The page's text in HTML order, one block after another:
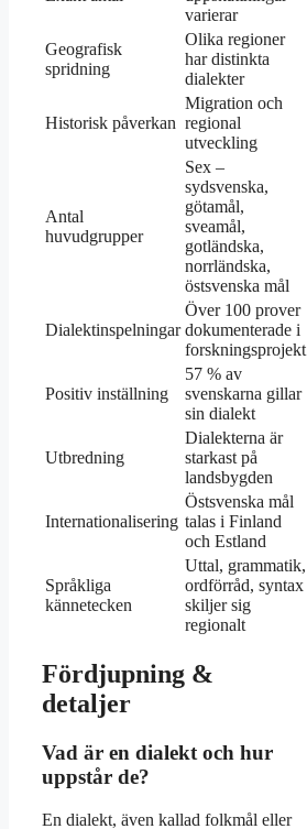
varierar
Geografisk
spridning
Olika regioner
har distinkta
dialekter
Historisk påverkan
Migration och
regional
utveckling
Antal
huvudgrupper
Sex –
sydsvenska,
götamål,
sveamål,
gotländska,
norrländska,
östsvenska mål
Dialektinspelningar
Över 100 prover
dokumenterade i
forskningsprojekt
Positiv inställning
57 % av
svenskarna gillar
sin dialekt
Utbredning
Dialekterna är
starkast på
landsbygden
Internationalisering
Östsvenska mål
talas i Finland
och Estland
Språkliga
kännetecken
Uttal, grammatik,
ordförråd, syntax
skiljer sig
regionalt
Fördjupning &
detaljer
Vad är en dialekt och hur
uppstår de?
En dialekt, även kallad folkmål eller